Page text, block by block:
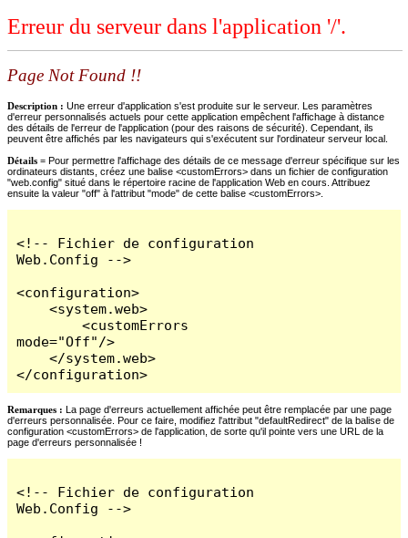
Erreur du serveur dans l'application '/'.
Page Not Found !!
Description : Une erreur d'application s'est produite sur le serveur. Les paramètres
d'erreur personnalisés actuels pour cette application empêchent l'affichage à distance
des détails de l'erreur de l'application (pour des raisons de sécurité). Cependant, ils
peuvent être affichés par les navigateurs qui s'exécutent sur l'ordinateur serveur local.
Détails = Pour permettre l'affichage des détails de ce message d'erreur spécifique sur les
ordinateurs distants, créez une balise <customErrors> dans un fichier de configuration
"web.config" situé dans le répertoire racine de l'application Web en cours. Attribuez
ensuite la valeur "off" à l'attribut "mode" de cette balise <customErrors>.
<!-- Fichier de configuration
Web.Config -->
<configuration>
    <system.web>
        <customErrors
mode="Off"/>
    </system.web>
</configuration>
Remarques : La page d'erreurs actuellement affichée peut être remplacée par une page
d'erreurs personnalisée. Pour ce faire, modifiez l'attribut "defaultRedirect" de la balise de
configuration <customErrors> de l'application, de sorte qu'il pointe vers une URL de la
page d'erreurs personnalisée !
<!-- Fichier de configuration
Web.Config -->